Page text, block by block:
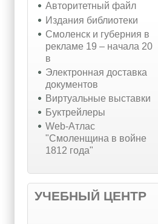
Авторитетный файл
Издания библиотеки
Смоленск и губерния в
рекламе 19 – начала 20
в
Электронная доставка
документов
Виртуальные выставки
Буктрейлеры
Web-Атлас
"Смоленщина в войне
1812 года"
УЧЕБНЫЙ ЦЕНТР